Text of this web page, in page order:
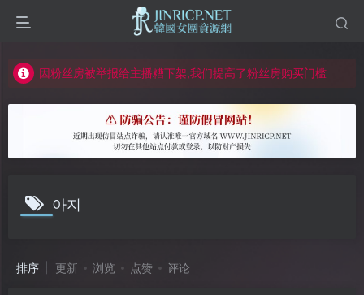
如何获得 Jinricp.net 网站邀请码
因粉丝房被举报给主播糟下架,我们提高了粉丝房购买门槛
所有ED2K链接仅支持115网盘/PikPak网盘，其它网盘均不支持
关于 PikPak 下播放视频呈现 “一条线” 的问题报告
如何获得 Jinricp.net 网站邀请码
아지
排序 更新 浏览 点赞 评论